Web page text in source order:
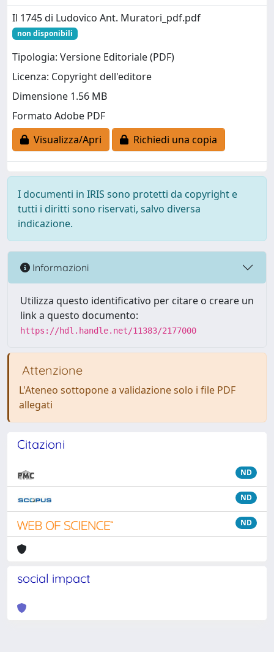
Il 1745 di Ludovico Ant. Muratori_pdf.pdf
non disponibili
Tipologia: Versione Editoriale (PDF)
Licenza: Copyright dell'editore
Dimensione 1.56 MB
Formato Adobe PDF
Visualizza/Apri
Richiedi una copia
I documenti in IRIS sono protetti da copyright e
tutti i diritti sono riservati, salvo diversa
indicazione.
Informazioni
Utilizza questo identificativo per citare o creare un
link a questo documento:
https://hdl.handle.net/11383/2177000
Attenzione
L'Ateneo sottopone a validazione solo i file PDF
allegati
Citazioni
ND
ND
ND
social impact